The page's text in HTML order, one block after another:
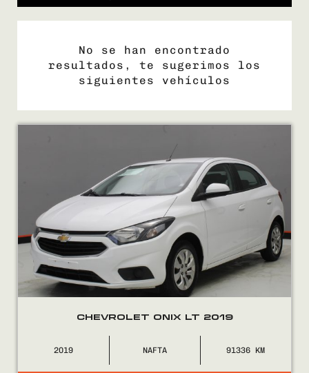
COMPRÁ
VENDÉ
FINANCIÁ
NOSOTROS
CONTACTO
No se han encontrado
resultados, te sugerimos los
siguientes vehículos
CHEVROLET ONIX LT 2019
2019 NAFTA 91336